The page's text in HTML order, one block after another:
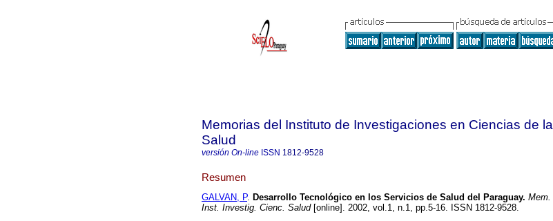
Memorias del Instituto de Investigaciones en Ciencias de la
Salud
versión On-line ISSN 1812-9528
Resumen
GALVAN, P. Desarrollo Tecnológico en los Servicios de Salud del Paraguay. Mem.
Inst. Investig. Cienc. Salud[online]. 2002, vol.1, n.1, pp.5-16. ISSN 1812-9528.